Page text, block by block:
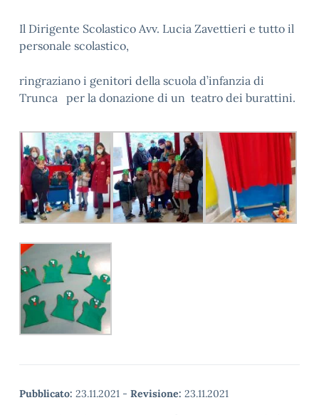
Il Dirigente Scolastico Avv. Lucia Zavettieri e tutto il
personale scolastico,
ringraziano i genitori della scuola d’infanzia di
Trunca per la donazione di un teatro dei burattini.
Pubblicato: 23.11.2021 - Revisione: 23.11.2021